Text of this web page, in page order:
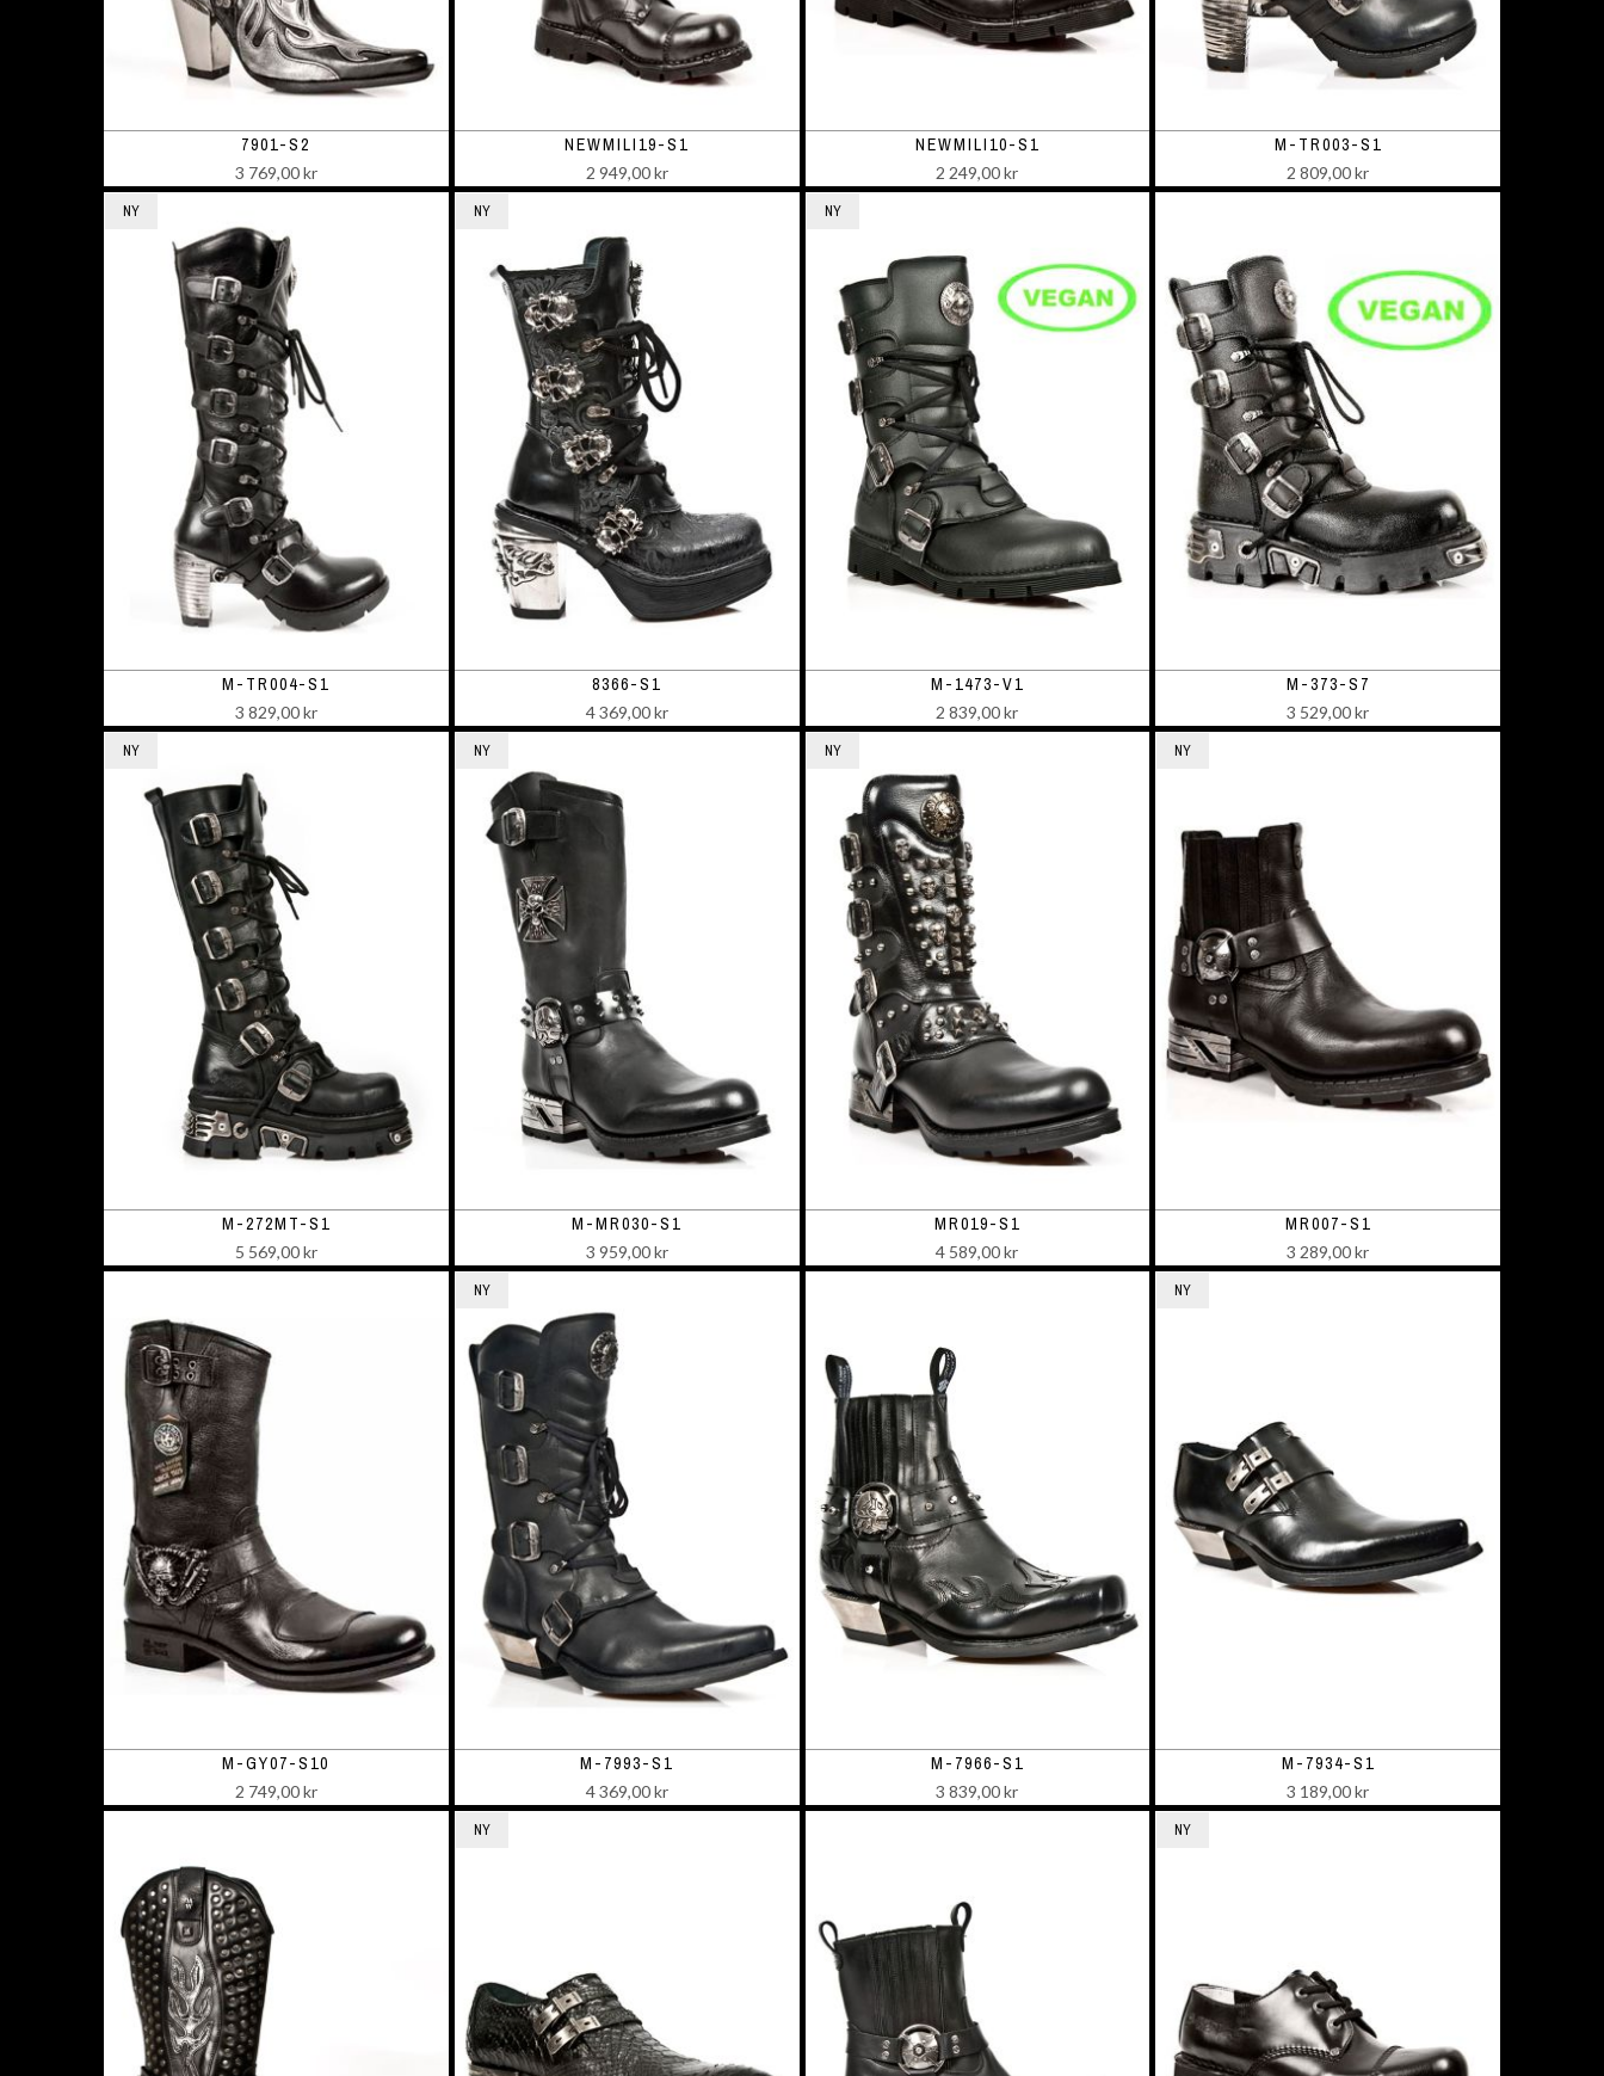
7901-S2
3 769,00 kr
NEWMILI19-S1
2 949,00 kr
NEWMILI10-S1
2 249,00 kr
M-TR003-S1
2 809,00 kr
NY
M-TR004-S1
3 829,00 kr
NY
8366-S1
4 369,00 kr
NY
M-1473-V1
2 839,00 kr
M-373-S7
3 529,00 kr
NY
M-272MT-S1
5 569,00 kr
NY
M-MR030-S1
3 959,00 kr
NY
MR019-S1
4 589,00 kr
NY
MR007-S1
3 289,00 kr
M-GY07-S10
2 749,00 kr
NY
M-7993-S1
4 369,00 kr
M-7966-S1
3 839,00 kr
NY
M-7934-S1
3 189,00 kr
NY NY